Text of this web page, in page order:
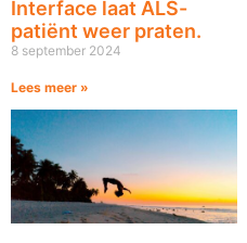
Interface laat ALS-
patiënt weer praten.
8 september 2024
Lees meer »